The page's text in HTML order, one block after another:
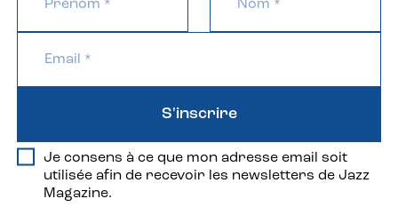
Je consens à ce que mon adresse email soit
utilisée afin de recevoir les newsletters de Jazz
Magazine.
S'inscrire